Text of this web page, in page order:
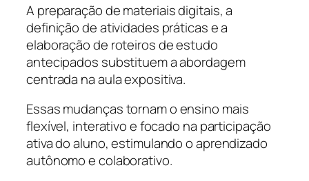
A preparação de materiais digitais, a
definição de atividades práticas e a
elaboração de roteiros de estudo
antecipados substituem a abordagem
centrada na aula expositiva.
Essas mudanças tornam o ensino mais
flexível, interativo e focado na participação
ativa do aluno, estimulando o aprendizado
autônomo e colaborativo.